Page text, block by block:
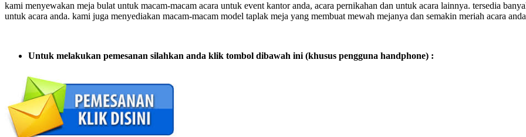
kami menyewakan meja bulat untuk macam-macam acara untuk event kantor anda, acara pernikahan dan untuk acara lainnya. tersedia
untuk acara anda. kami juga menyediakan macam-macam model taplak meja yang membuat mewah mejanya dan semakin meriah acara
Untuk melakukan pemesanan silahkan anda klik tombol dibawah ini (khusus pengguna handphone) :